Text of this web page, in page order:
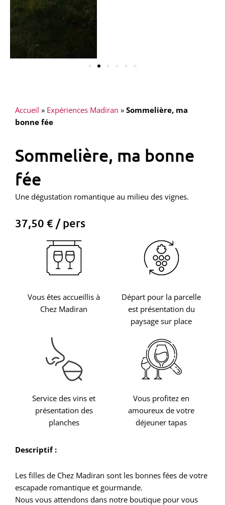
Accueil » Expériences Madiran » Sommelière, ma
bonne fée
Sommelière, ma bonne
fée
Une dégustation romantique au milieu des vignes.
37,50 € / pers
Vous êtes accueillis à
Chez Madiran
Départ pour la parcelle
est présentation du
paysage sur place
Service des vins et
présentation des
planches
Vous profitez en
amoureux de votre
déjeuner tapas
Descriptif :
Les filles de Chez Madiran sont les bonnes fées de votre
escapade romantique et gourmande.
Nous vous attendons dans notre boutique pour vous